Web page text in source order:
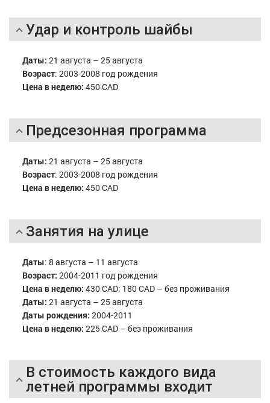
Удар и контроль шайбы
Даты: 21 августа – 25 августа
Возраст: 2003-2008 год рождения
Цена в неделю: 450 CAD
Предсезонная программа
Даты: 21 августа – 25 августа
Возраст: 2003-2008 год рождения
Цена в неделю: 450 CAD
Занятия на улице
Даты: 8 августа – 11 августа
Возраст: 2004-2011 год рождения
Цена в неделю: 430 CAD; 180 CAD – без проживания
Даты: 21 августа – 25 августа
Даты рождения: 2004-2011
Цена в неделю: 225 CAD – без проживания
В стоимость каждого вида
летней программы входит